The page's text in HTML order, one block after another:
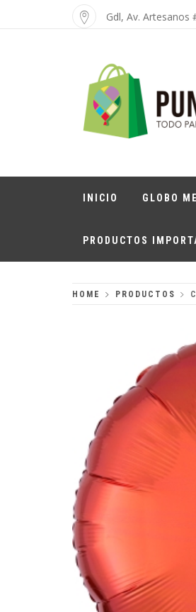
Gdl, Av. Artesanos
INICIO GLOBO
PRODUCTOS
HOME PRODUCTOS